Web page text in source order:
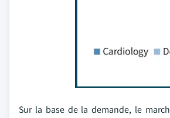
Sur la base de la demande, le